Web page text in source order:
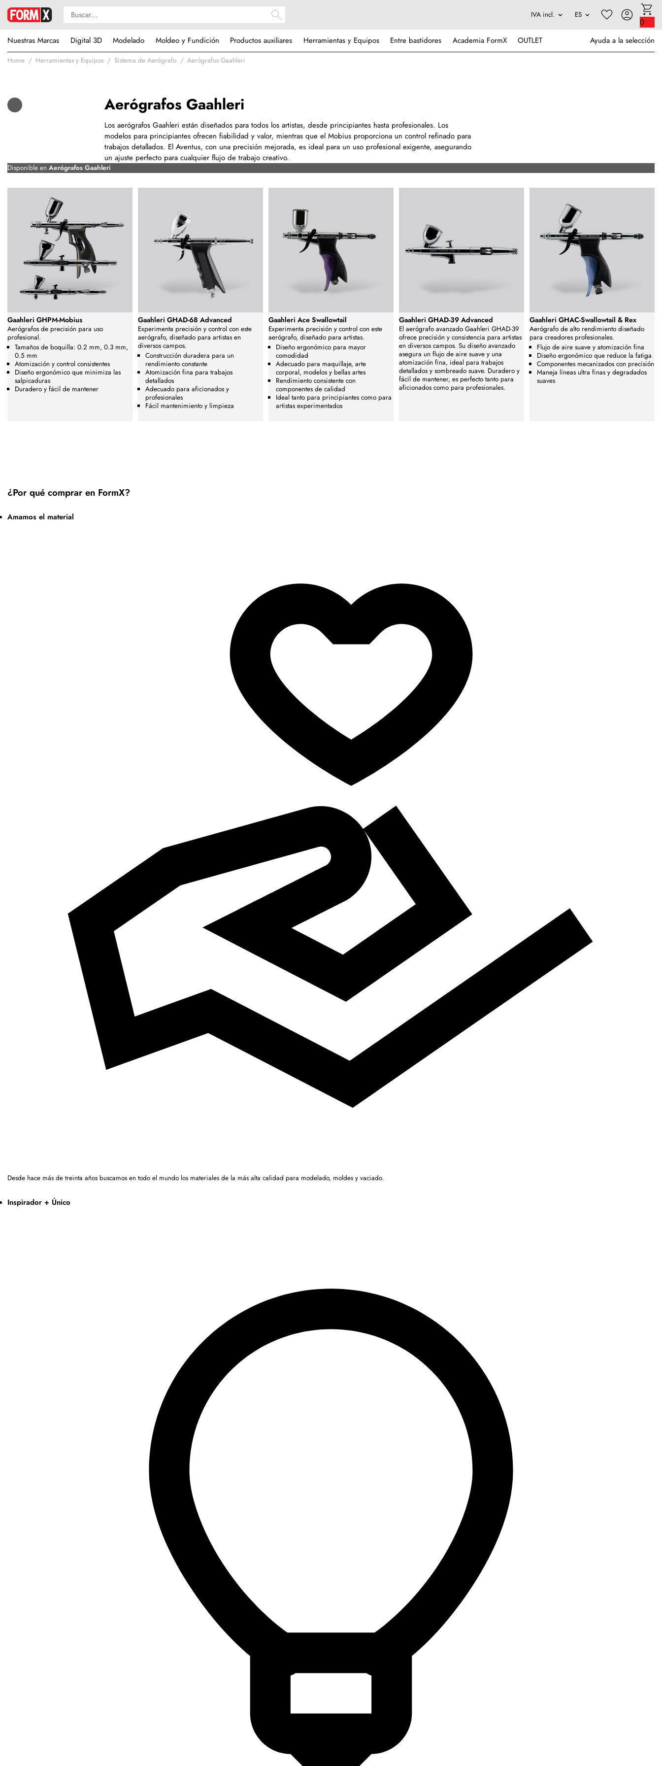
0
Nuestras Marcas
Digital 3D Modelado Moldeo y Fundición Productos auxiliares Herramientas y Equipos Entre bastidores Academia FormX OUTLET Ayuda a la selección
Home Herramientas y Equipos Sistema de Aerógrafo Aerógrafos Gaahleri
Aerógrafos Gaahleri
Los aerógrafos Gaahleri están diseñados para todos los artistas, desde principiantes hasta profesionales. Los
modelos para principiantes ofrecen fiabilidad y valor, mientras que el Mobius proporciona un control refinado para
trabajos detallados. El Aventus, con una precisión mejorada, es ideal para un uso profesional exigente, asegurando
un ajuste perfecto para cualquier flujo de trabajo creativo.
Disponible en Aerógrafos Gaahleri
Gaahleri GHPM-Mobius
Aerógrafos de precisión para uso
profesional.
Tamaños de boquilla: 0.2 mm, 0.3 mm,
0.5 mm
Atomización y control consistentes
Diseño ergonómico que minimiza las
salpicaduras
Duradero y fácil de mantener
Gaahleri GHAD-68 Advanced
Experimenta precisión y control con este
aerógrafo, diseñado para artistas en
diversos campos.
Construcción duradera para un
rendimiento constante
Atomización fina para trabajos
detallados
Adecuado para aficionados y
profesionales
Fácil mantenimiento y limpieza
Gaahleri Ace Swallowtail
Experimenta precisión y control con este
aerógrafo, diseñado para artistas.
Diseño ergonómico para mayor
comodidad
Adecuado para maquillaje, arte
corporal, modelos y bellas artes
Rendimiento consistente con
componentes de calidad
Ideal tanto para principiantes como para
artistas experimentados
Gaahleri GHAD-39 Advanced
El aerógrafo avanzado Gaahleri GHAD-39
ofrece precisión y consistencia para artistas
en diversos campos. Su diseño avanzado
asegura un flujo de aire suave y una
atomización fina, ideal para trabajos
detallados y sombreado suave. Duradero y
fácil de mantener, es perfecto tanto para
aficionados como para profesionales.
Gaahleri GHAC-Swallowtail & Rex
Aerógrafo de alto rendimiento diseñado
para creadores profesionales.
Flujo de aire suave y atomización fina
Diseño ergonómico que reduce la fatiga
Componentes mecanizados con precisión
Maneja líneas ultra finas y degradados
suaves
¿Por qué comprar en FormX?
Amamos el material
Desde hace más de treinta años buscamos en todo el mundo los materiales de la más alta calidad para modelado, moldes y vaciado.
Inspirador + Único